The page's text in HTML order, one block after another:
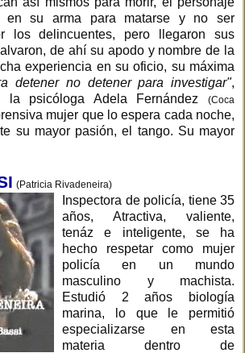
en su arma para matarse y no ser
los delincuentes, pero llegaron sus
de ahí su apodo y nombre de la
experiencia en su oficio, su máxima
detener no detener para investigar",
la psicóloga Adela Fernández
(Coca
mujer que lo espera cada noche,
su mayor pasión, el tango. Su mayor
(Patricia Rivadeneira)
Inspectora de policía, tiene 35
años, Atractiva, valiente,
tenáz e inteligente, se ha
hecho respetar como mujer
policía en un mundo
masculino y machista.
Estudió 2 años biología
marina, lo que le permitió
especializarse en esta
materia dentro de